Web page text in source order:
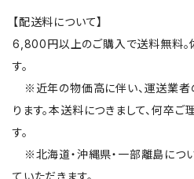
【配送料について】
6,800円以上のご購入で送料無料。
す。
※近年の物価高に伴い、運送業者
ります。本送料につきまして、何卒ご
す。
※北海道・沖縄県・一部離島につ